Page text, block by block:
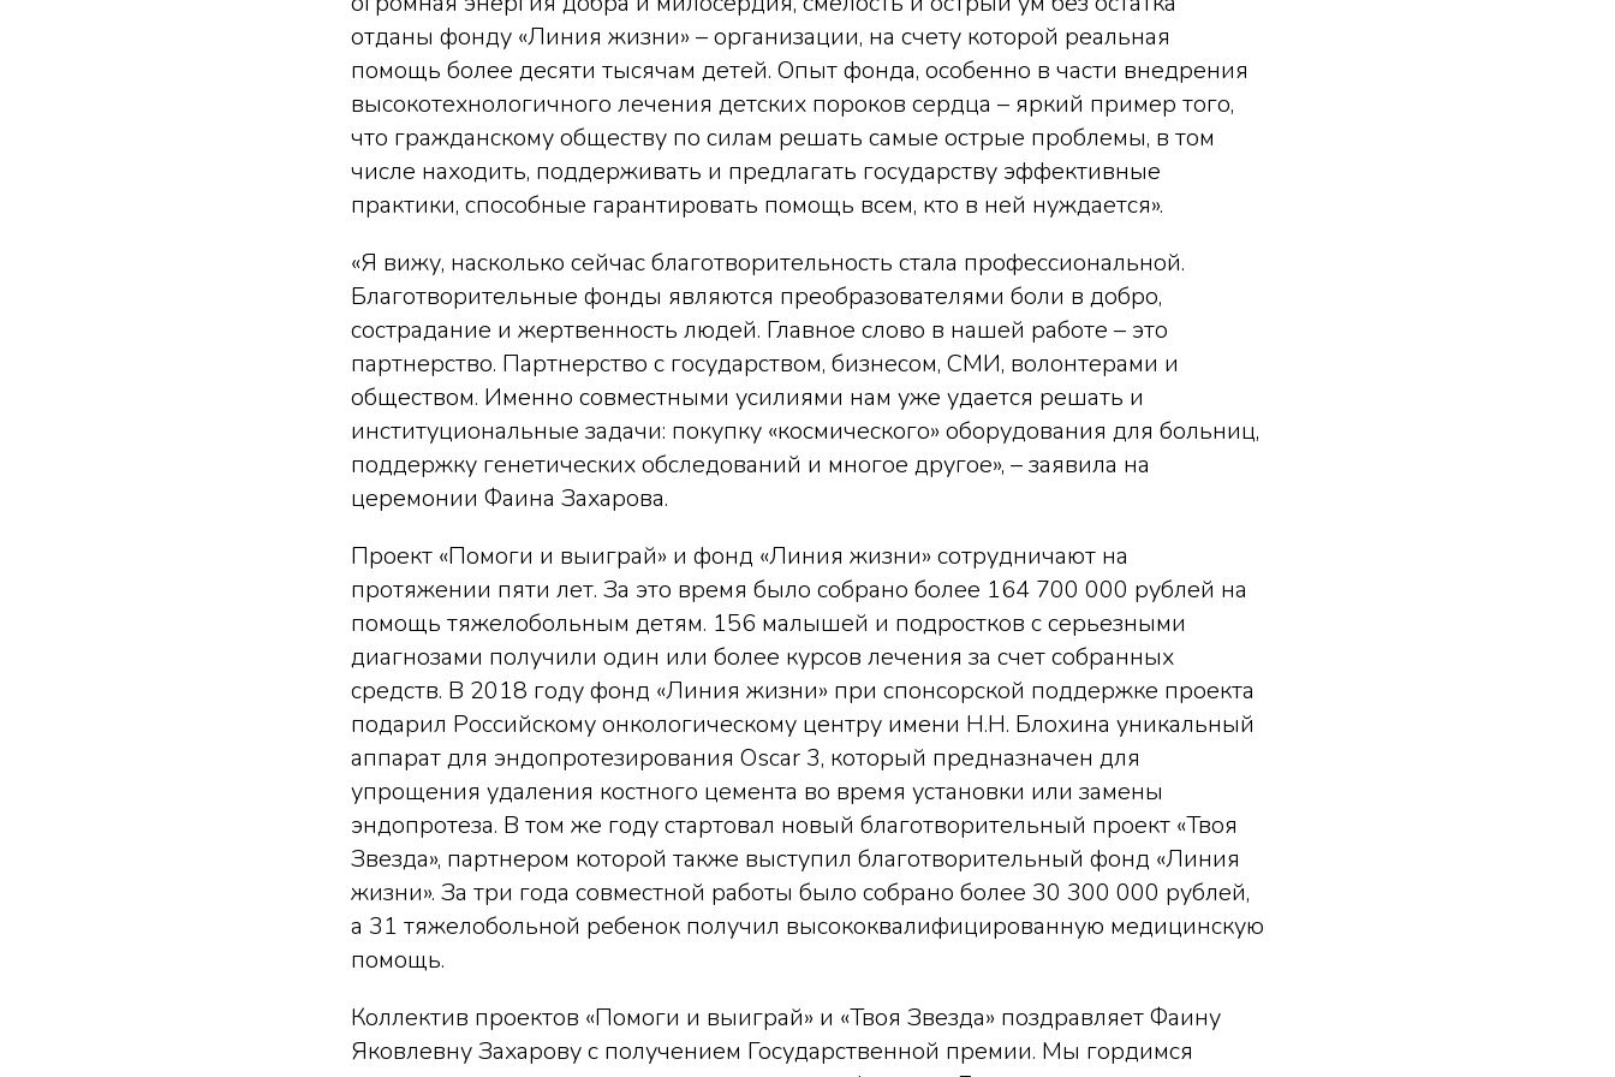
отданы фонду «Линия жизни» – организации, на счету которой реальная
помощь более десяти тысячам детей. Опыт фонда, особенно в части внедрения
высокотехнологичного лечения детских пороков сердца – яркий пример того,
что гражданскому обществу по силам решать самые острые проблемы, в том
числе находить, поддерживать и предлагать государству эффективные
практики, способные гарантировать помощь всем, кто в ней нуждается».
«Я вижу, насколько сейчас благотворительность стала профессиональной.
Благотворительные фонды являются преобразователями боли в добро,
сострадание и жертвенность людей. Главное слово в нашей работе – это
партнерство. Партнерство с государством, бизнесом, СМИ, волонтерами и
обществом. Именно совместными усилиями нам уже удается решать и
институциональные задачи: покупку «космического» оборудования для больниц,
поддержку генетических обследований и многое другое», – заявила на
церемонии Фаина Захарова.
Проект «Помоги и выиграй» и фонд «Линия жизни» сотрудничают на
протяжении пяти лет. За это время было собрано более 164 700 000 рублей на
помощь тяжелобольным детям. 156 малышей и подростков с серьезными
диагнозами получили один или более курсов лечения за счет собранных
средств. В 2018 году фонд «Линия жизни» при спонсорской поддержке проекта
подарил Российскому онкологическому центру имени Н.Н. Блохина уникальный
аппарат для эндопротезирования Oscar 3, который предназначен для
упрощения удаления костного цемента во время установки или замены
эндопротеза. В том же году стартовал новый благотворительный проект «Твоя
Звезда», партнером которой также выступил благотворительный фонд «Линия
жизни». За три года совместной работы было собрано более 30 300 000 рублей,
а 31 тяжелобольной ребенок получил высококвалифицированную медицинскую
помощь.
Коллектив проектов «Помоги и выиграй» и «Твоя Звезда» поздравляет Фаину
Яковлевну Захарову с получением Государственной премии. Мы гордимся